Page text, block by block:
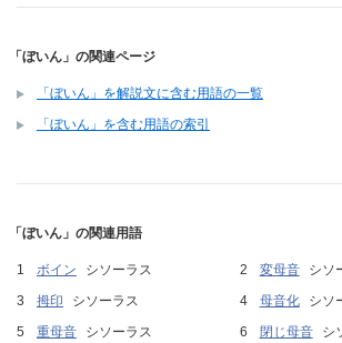
「ぼいん」の関連ページ
「ぼいん」を解説文に含む用語の一覧
「ぼいん」を含む用語の索引
「ぼいん」の関連用語
ボイン シソーラス 変母音
シソ
拇印
シソーラス 母音化
シソ
重母音
シソーラス 閉じ母音
シ